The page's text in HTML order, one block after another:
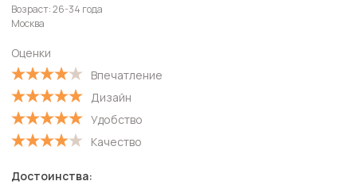
Возраст: 26-34 года
Москва
Оценки
Впечатление
Дизайн
Удобство
Качество
Достоинства: